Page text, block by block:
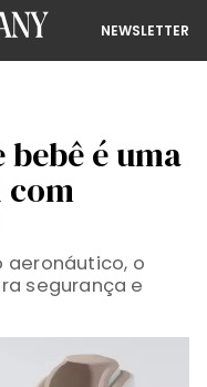
NEWSLETTER
é uma
aeronáutico, o
segurança e